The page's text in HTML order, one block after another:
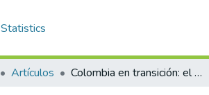
Statistics
Artículos Colombia en transición: el Acuerdo sobre las Víctimas del Conflicto y el derecho internacional